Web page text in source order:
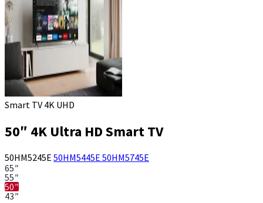
Smart TV 4K UHD
50″ 4K Ultra HD Smart TV
50HM5245E 50HM5445E 50HM5745E
65″
55″
50″
43″